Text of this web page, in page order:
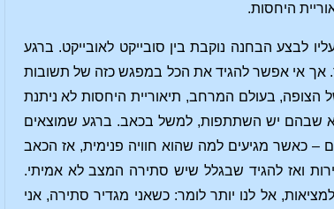
היחסות.
לבצע הבחנה נוקבת בין סובייקט לאובייקט. ברגע
אך אי אפשר להגיד את הכל במפגש כזה של תשובות
הצופה, בעולם המרחב, תיאוריית היחסות לא ניתנת
שבהם יש השתתפות, למשל בכאב. ברגע שמוצאים
כאשר מגיעים למה שהוא חוויה פנימית, אז הכאב
ואז להגיד שבגלל שיש סתירה המצב לא אמיתי.
אל לנו יותר לומר: כשאני מגדיר סתירה, אני